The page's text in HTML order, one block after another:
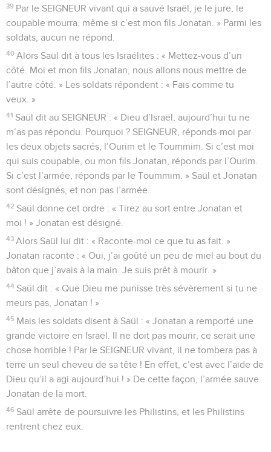
39 Par le SEIGNEUR vivant qui a sauvé Israël, je le jure, le
coupable mourra, même si c’est mon fils Jonatan. » Parmi les
soldats, aucun ne répond.
40 Alors Saül dit à tous les Israélites : « Mettez-vous d’un
côté. Moi et mon fils Jonatan, nous allons nous mettre de
l’autre côté. » Les soldats répondent : « Fais comme tu
veux. »
41 Saül dit au SEIGNEUR : « Dieu d’Israël, aujourd’hui tu ne
m’as pas répondu. Pourquoi ? SEIGNEUR, réponds-moi par
les deux objets sacrés, l’Ourim et le Toummim. Si c’est moi
qui suis coupable, ou mon fils Jonatan, réponds par l’Ourim.
Si c’est l’armée, réponds par le Toummim. » Saül et Jonatan
sont désignés, et non pas l’armée.
42 Saül donne cet ordre : « Tirez au sort entre Jonatan et
moi ! » Jonatan est désigné.
43 Alors Saül lui dit : « Raconte-moi ce que tu as fait. »
Jonatan raconte : « Oui, j’ai goûté un peu de miel au bout du
bâton que j’avais à la main. Je suis prêt à mourir. »
44 Saül dit : « Que Dieu me punisse très sévèrement si tu ne
meurs pas, Jonatan ! »
45 Mais les soldats disent à Saül : « Jonatan a remporté une
grande victoire en Israël. Il ne doit pas mourir, ce serait une
chose horrible ! Par le SEIGNEUR vivant, il ne tombera pas à
terre un seul cheveu de sa tête ! En effet, c’est avec l’aide de
Dieu qu’il a agi aujourd’hui ! » De cette façon, l’armée sauve
Jonatan de la mort.
46 Saül arrête de poursuivre les Philistins, et les Philistins
rentrent chez eux.